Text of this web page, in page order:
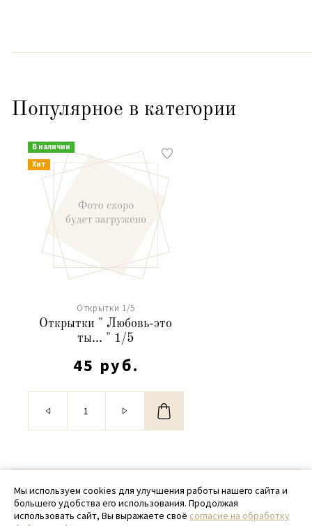
Популярное в категории
В наличии
Хит
Открытки 1/5
Открытки " Любовь-это
ты... " 1/5
45 руб.
© 2020 - 2026 SamPack
+ 7 (918) 699-97-87
Мы используем cookies для улучшения работы нашего сайта и
большего удобства его использования. Продолжая
использовать сайт, Вы выражаете своё согласие на обработку